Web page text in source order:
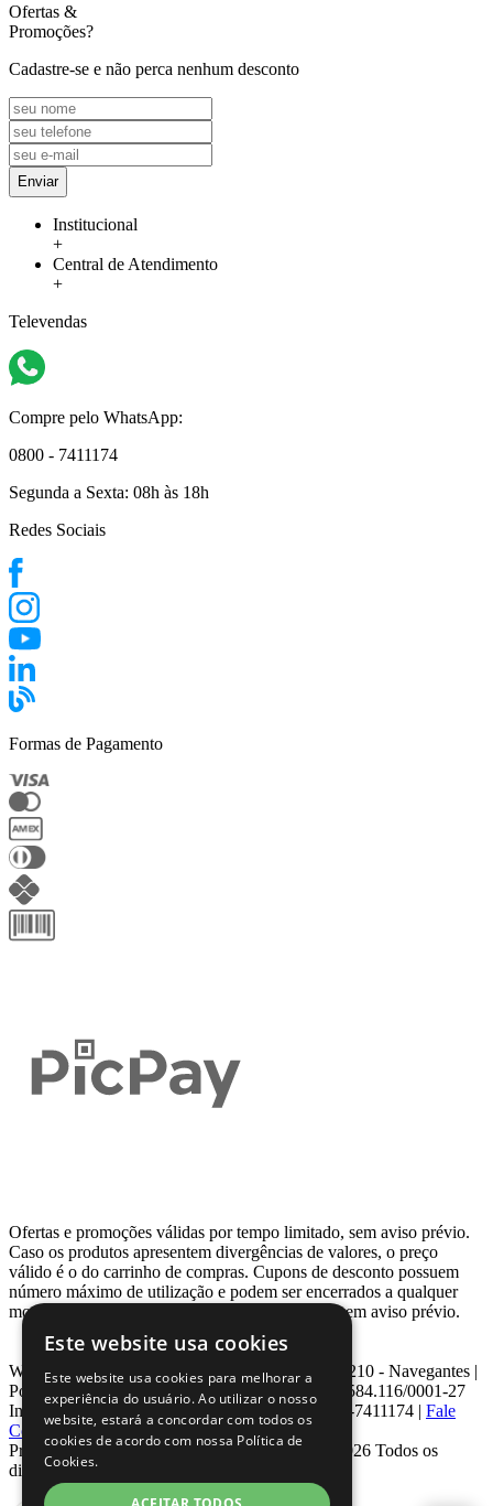
Ofertas &
Promoções?
Cadastre-se e não perca nenhum desconto
Enviar
Institucional
+
Central de Atendimento
+
Televendas
Compre pelo WhatsApp:
0800 - 7411174
Segunda a Sexta: 08h às 18h
Redes Sociais
Formas de Pagamento
Ofertas e promoções válidas por tempo limitado, sem aviso prévio.
Caso os produtos apresentem divergências de valores, o preço
válido é o do carrinho de compras. Cupons de desconto possuem
número máximo de utilização e podem ser encerrados a qualquer
momento, de acordo com sua disponibilidade e sem aviso prévio.
Webcontinental LTDA | Travessa Venezuela, Nº 210 - Navegantes |
Porto Alegre - RS - CEP: 90.240-220 CNPJ: 08.584.116/0001-27
Inscrição Estadual: 0963171399 | Telefone: 0800-7411174 | Fale
Conosco|ouvidoria@webcontinental.com.br
Proibida reprodução total ou parcial | © 2007 - 2026 Todos os
direitos reservados - WebContinental
Este website usa cookies
Este website usa cookies para melhorar a
experiência do usuário. Ao utilizar o nosso
website, estará a concordar com todos os
cookies de acordo com nossa Política de
Cookies.